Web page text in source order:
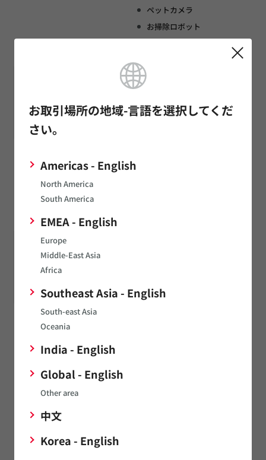
お取引場所の地域-言語を選択してくだ
さい。
Americas - English
North America
South America
EMEA - English
Europe
Middle-East Asia
Africa
Southeast Asia - English
South-east Asia
Oceania
India - English
Global - English
Other area
中文
Korea - English
ペットカメラ
お掃除ロボット
セキュリティカメラ
スマートロック
ヘルスケア＆メディカル
心電図モニター
補聴器
搾乳機
スイッチ付き高周波同軸コネクタ・高周波多極コネクタ（基板対
基板 / 基板対FPCコネクタ）は民生品であるため、対応できかね
る場合がございます。
これらの用途にご検討の場合は、ご連絡ください。